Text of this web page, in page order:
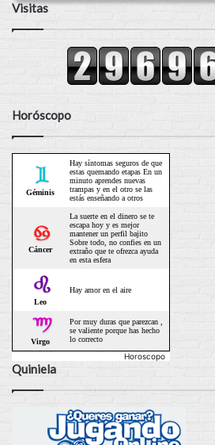
Visitas
Horóscopo
Horoscopo
Quiniela